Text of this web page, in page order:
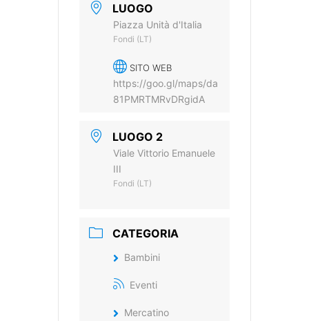
LUOGO
Piazza Unità d'Italia
Fondi (LT)
SITO WEB
https://goo.gl/maps/da
81PMRTMRvDRgidA
LUOGO 2
Viale Vittorio Emanuele
III
Fondi (LT)
CATEGORIA
Bambini
Eventi
Mercatino